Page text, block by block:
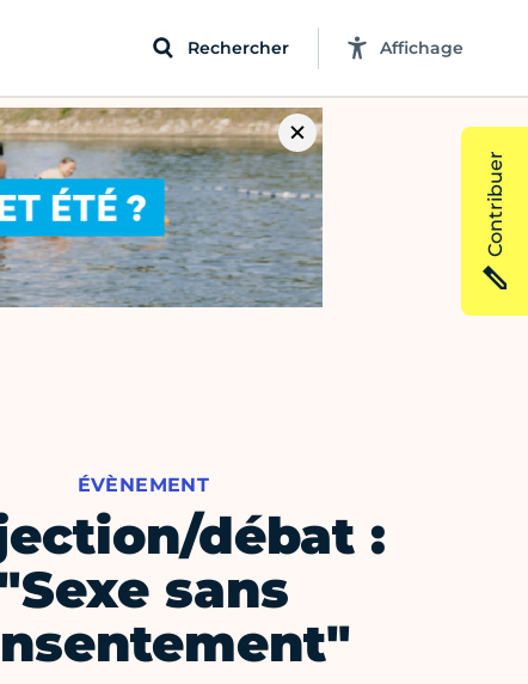
Rechercher Affichage
ÉVÈNEMENT
débat :
sans
Contribuer